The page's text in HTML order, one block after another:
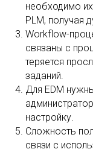
необходимо
PLM, получая
Workflow-
связаны с
теряется
заданий.
Для EDM
настройку.
Сложность
связи с